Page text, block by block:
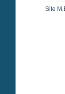
Site